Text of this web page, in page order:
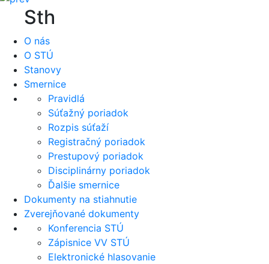
Sth
O nás
O STÚ
Stanovy
Smernice
Pravidlá
Súťažný poriadok
Rozpis súťaží
Registračný poriadok
Prestupový poriadok
Disciplinárny poriadok
Ďalšie smernice
Dokumenty na stiahnutie
Zverejňované dokumenty
Konferencia STÚ
Zápisnice VV STÚ
Elektronické hlasovanie